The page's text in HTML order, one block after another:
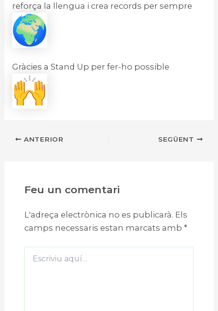
reforça la llengua i crea records per sempre
Gràcies a Stand Up per fer-ho possible
Navegació
ANTERIOR SEGÜENT
Feu un comentari
L'adreça electrònica no es publicarà. Els
camps necessaris estan marcats amb *
aquí…